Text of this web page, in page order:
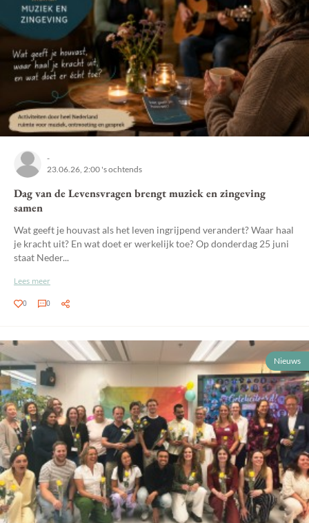
-
23.06.26, 2:00 's ochtends
Dag van de Levensvragen brengt muziek en zingeving
samen
Wat geeft je houvast als het leven ingrijpend verandert? Waar haal
je kracht uit? En wat doet er werkelijk toe? Op donderdag 25 juni
staat Neder...
Lees meer
0 0
Nieuws